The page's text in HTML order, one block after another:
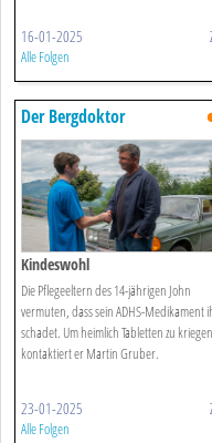
16-01-2025
Alle Folgen
Der Bergdoktor
Kindeswohl
Die Pflegeeltern des 14-jährigen John
vermuten, dass sein ADHS-Medikament
schadet. Um heimlich Tabletten zu
kontaktiert er Martin Gruber.
23-01-2025
Alle Folgen